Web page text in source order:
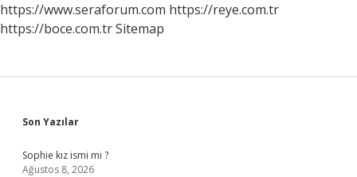
https://www.seraforum.com https://reye.com.tr
https://boce.com.trSitemap
Sidebar
Son Yazılar
Sophie kız ismi mi ?
Ağustos 8, 2026